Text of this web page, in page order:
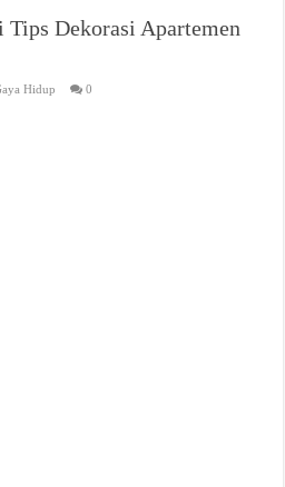
Dekorasi Apartemen
Hidup 0